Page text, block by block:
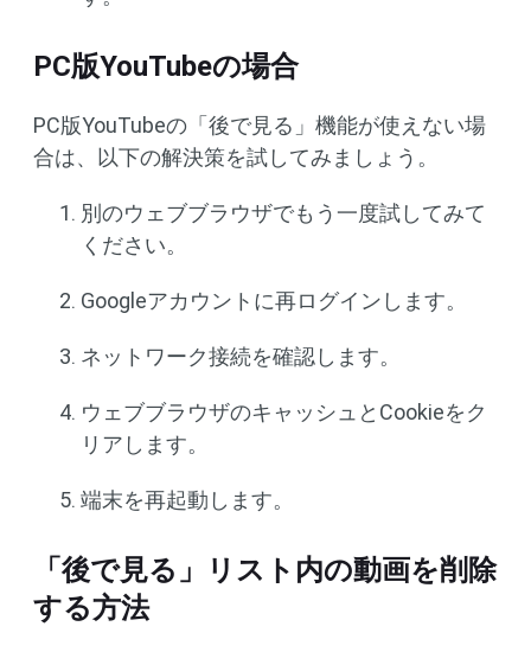
PC版YouTubeの場合
PC版YouTubeの「後で見る」機能が使えない場
合は、以下の解決策を試してみましょう。
別のウェブブラウザでもう一度試してみて
ください。
Googleアカウントに再ログインします。
ネットワーク接続を確認します。
ウェブブラウザのキャッシュとCookieをク
リアします。
端末を再起動します。
「後で見る」リスト内の動画を削除
する方法